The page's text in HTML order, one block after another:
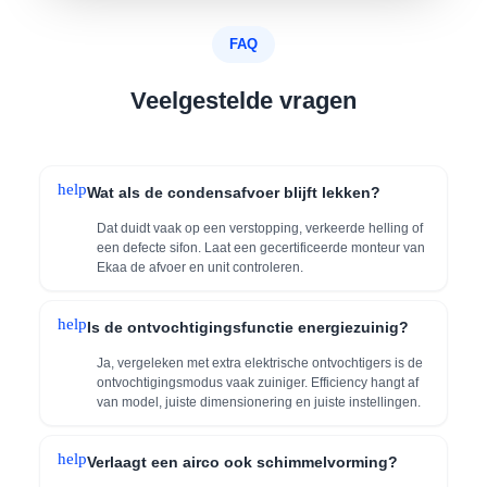
FAQ
Veelgestelde vragen
helpWat als de condensafvoer blijft lekken?
Dat duidt vaak op een verstopping, verkeerde helling of
een defecte sifon. Laat een gecertificeerde monteur van
Ekaa de afvoer en unit controleren.
helpIs de ontvochtigingsfunctie energiezuinig?
Ja, vergeleken met extra elektrische ontvochtigers is de
ontvochtigingsmodus vaak zuiniger. Efficiency hangt af
van model, juiste dimensionering en juiste instellingen.
helpVerlaagt een airco ook schimmelvorming?